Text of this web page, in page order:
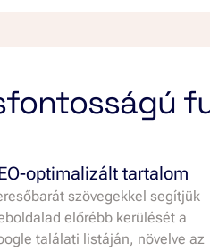
optimalizált tartalom
szövegekkel segítjük
előrébb kerülését a
találati listáján, növelve az